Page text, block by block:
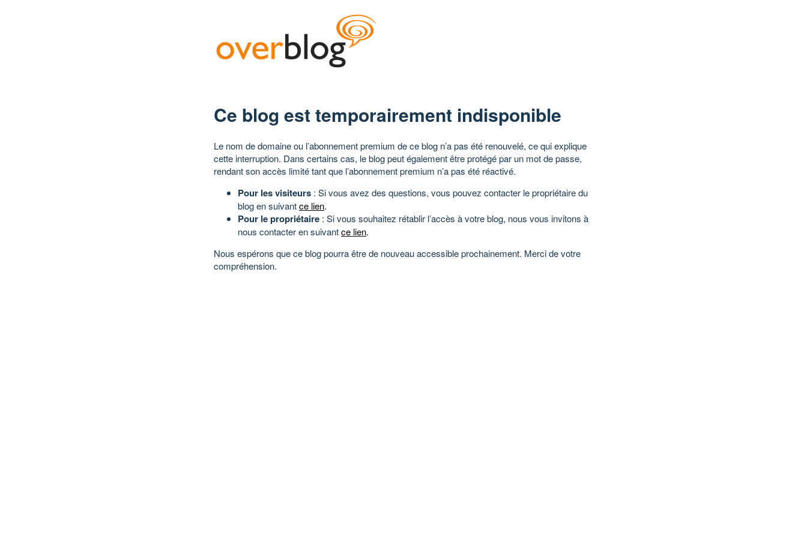
Ce blog est temporairement indisponible
Le nom de domaine ou l’abonnement premium de ce blog n’a pas été renouvelé, ce qui explique
cette interruption. Dans certains cas, le blog peut également être protégé par un mot de passe,
rendant son accès limité tant que l’abonnement premium n’a pas été réactivé.
Pour les visiteurs : Si vous avez des questions, vous pouvez contacter le propriétaire du
blog en suivantce lien.
Pour le propriétaire : Si vous souhaitez rétablir l’accès à votre blog, nous vous invitons à
nous contacter en suivantce lien.
Nous espérons que ce blog pourra être de nouveau accessible prochainement. Merci de votre
compréhension.